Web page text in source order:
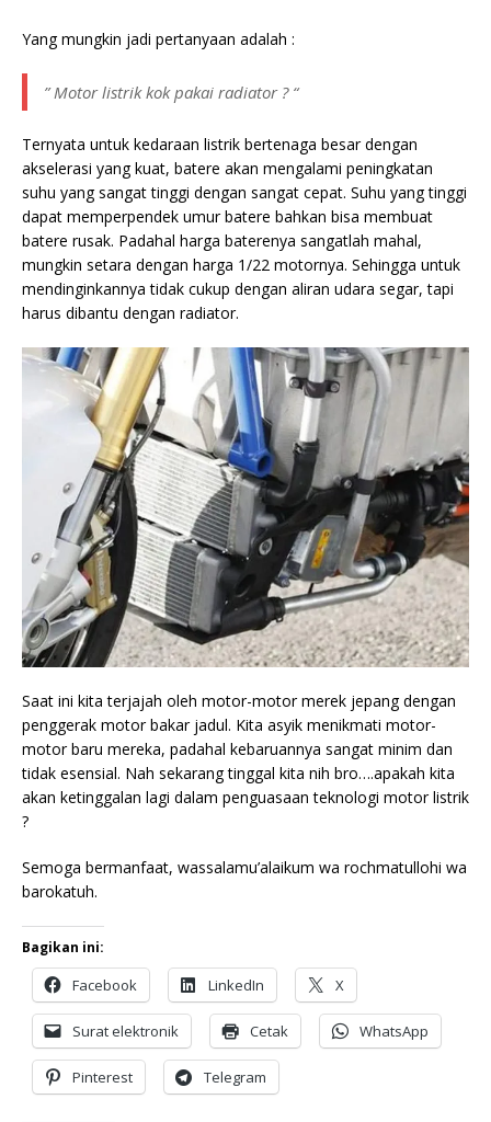
Yang mungkin jadi pertanyaan adalah :
” Motor listrik kok pakai radiator ? “
Ternyata untuk kedaraan listrik bertenaga besar dengan
akselerasi yang kuat, batere akan mengalami peningkatan
suhu yang sangat tinggi dengan sangat cepat. Suhu yang tinggi
dapat memperpendek umur batere bahkan bisa membuat
batere rusak. Padahal harga baterenya sangatlah mahal,
mungkin setara dengan harga 1/22 motornya. Sehingga untuk
mendinginkannya tidak cukup dengan aliran udara segar, tapi
harus dibantu dengan radiator.
Saat ini kita terjajah oleh motor-motor merek jepang dengan
penggerak motor bakar jadul. Kita asyik menikmati motor-
motor baru mereka, padahal kebaruannya sangat minim dan
tidak esensial. Nah sekarang tinggal kita nih bro….apakah kita
akan ketinggalan lagi dalam penguasaan teknologi motor listrik
?
Semoga bermanfaat, wassalamu’alaikum wa rochmatullohi wa
barokatuh.
Bagikan ini:
Facebook LinkedIn X
Surat elektronik Cetak WhatsApp
Pinterest Telegram